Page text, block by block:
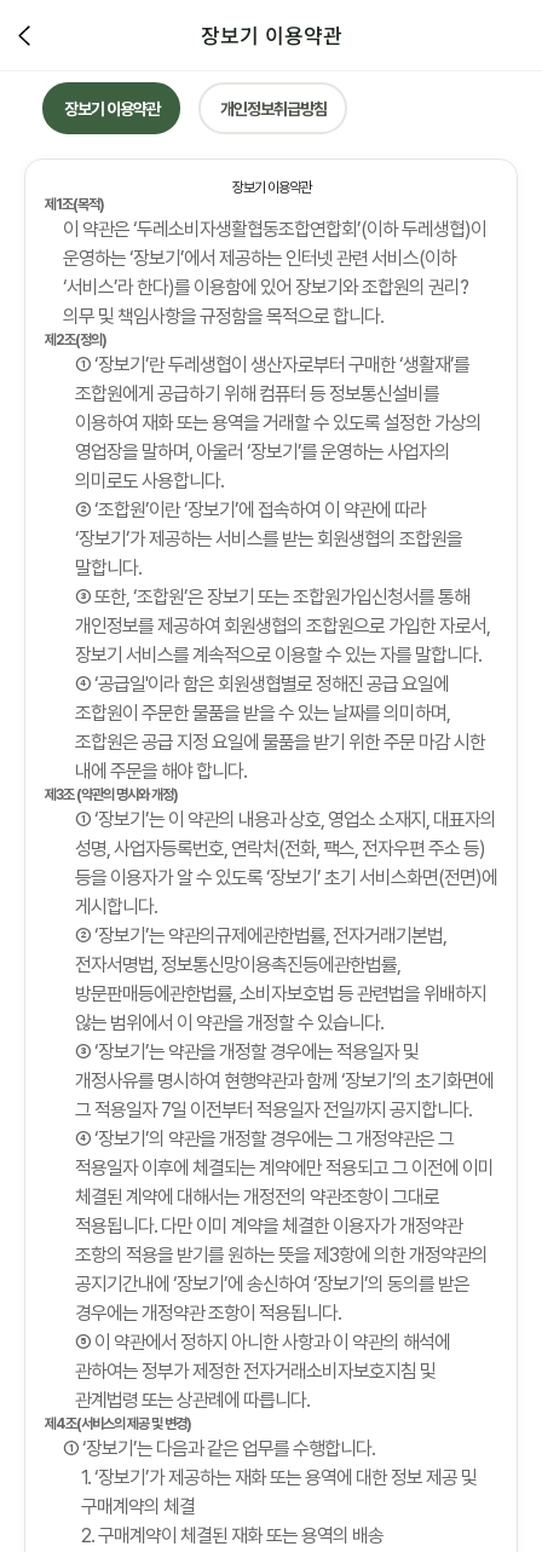
장보기 이용약관
장보기 이용약관 개인정보취급방침
장보기 이용약관
제1조(목적)
이 약관은 ‘두레소비자생활협동조합연합회’(이하 두레생협)이
운영하는 ‘장보기’에서 제공하는 인터넷 관련 서비스(이하
‘서비스’라 한다)를 이용함에 있어 장보기와 조합원의 권리?
의무 및 책임사항을 규정함을 목적으로 합니다.
제2조(정의)
① ‘장보기’란 두레생협이 생산자로부터 구매한 ‘생활재’를
조합원에게 공급하기 위해 컴퓨터 등 정보통신설비를
이용하여 재화 또는 용역을 거래할 수 있도록 설정한 가상의
영업장을 말하며, 아울러 ‘장보기’를 운영하는 사업자의
의미로도 사용합니다.
② ‘조합원’이란 ‘장보기’에 접속하여 이 약관에 따라
‘장보기’가 제공하는 서비스를 받는 회원생협의 조합원을
말합니다.
③ 또한, ‘조합원’은 장보기 또는 조합원가입신청서를 통해
개인정보를 제공하여 회원생협의 조합원으로 가입한 자로서,
장보기 서비스를 계속적으로 이용할 수 있는 자를 말합니다.
④ ‘공급일'이라 함은 회원생협별로 정해진 공급 요일에
조합원이 주문한 물품을 받을 수 있는 날짜를 의미하며,
조합원은 공급 지정 요일에 물품을 받기 위한 주문 마감 시한
내에 주문을 해야 합니다.
제3조 (약관의 명시와 개정)
① ‘장보기’는 이 약관의 내용과 상호, 영업소 소재지, 대표자의
성명, 사업자등록번호, 연락처(전화, 팩스, 전자우편 주소 등)
등을 이용자가 알 수 있도록 ‘장보기’ 초기 서비스화면(전면)에
게시합니다.
② ‘장보기’는 약관의규제에관한법률, 전자거래기본법,
전자서명법, 정보통신망이용촉진등에관한법률,
방문판매등에관한법률, 소비자보호법 등 관련법을 위배하지
않는 범위에서 이 약관을 개정할 수 있습니다.
③ ‘장보기’는 약관을 개정할 경우에는 적용일자 및
개정사유를 명시하여 현행약관과 함께 ‘장보기’의 초기화면에
그 적용일자 7일 이전부터 적용일자 전일까지 공지합니다.
④ ‘장보기’의 약관을 개정할 경우에는 그 개정약관은 그
적용일자 이후에 체결되는 계약에만 적용되고 그 이전에 이미
체결된 계약에 대해서는 개정전의 약관조항이 그대로
적용됩니다. 다만 이미 계약을 체결한 이용자가 개정약관
조항의 적용을 받기를 원하는 뜻을 제3항에 의한 개정약관의
공지기간내에 ‘장보기’에 송신하여 ‘장보기’의 동의를 받은
경우에는 개정약관 조항이 적용됩니다.
⑤ 이 약관에서 정하지 아니한 사항과 이 약관의 해석에
관하여는 정부가 제정한 전자거래소비자보호지침 및
관계법령 또는 상관례에 따릅니다.
제4조(서비스의 제공 및 변경)
① ‘장보기’는 다음과 같은 업무를 수행합니다.
1. ‘장보기’가 제공하는 재화 또는 용역에 대한 정보 제공 및
구매계약의 체결
2. 구매계약이 체결된 재화 또는 용역의 배송